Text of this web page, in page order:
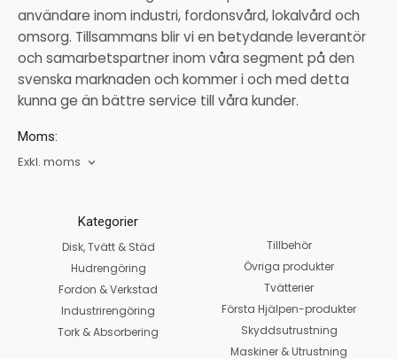
användare inom industri, fordonsvård, lokalvård och
omsorg. Tillsammans blir vi en betydande leverantör
och samarbetspartner inom våra segment på den
svenska marknaden och kommer i och med detta
kunna ge än bättre service till våra kunder.
Moms:
Exkl. moms
Kategorier
Disk, Tvätt & Städ
Hudrengöring
Fordon & Verkstad
Industrirengöring
Tork & Absorbering
Tillbehör
Övriga produkter
Tvätterier
Första Hjälpen-produkter
Skyddsutrustning
Maskiner & Utrustning